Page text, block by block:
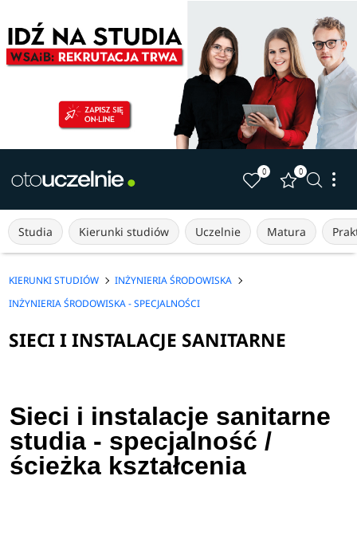
0 0
Studia Kierunki studiów Uczelnie Matura
KIERUNKI STUDIÓW
INŻYNIERIA ŚRODOWISKA
INŻYNIERIA ŚRODOWISKA - SPECJALNOŚCI
SIECI I INSTALACJE SANITARNE
Sieci i instalacje sanitarne
studia - specjalność /
ścieżka kształcenia